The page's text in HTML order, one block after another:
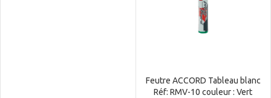
Feutre ACCORD Tableau blanc
Réf: RMV-10 couleur : Vert